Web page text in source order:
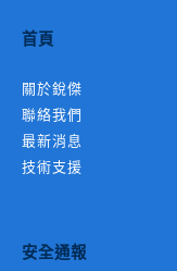
首頁
關於銳傑
聯絡我們
最新消息
技術支援
安全通報